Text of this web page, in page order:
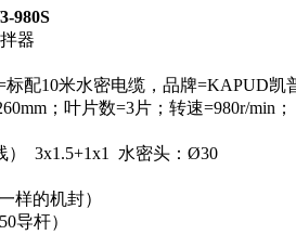
980S
器
标配10米水密电缆，品牌=KAPUD
；叶片数=3片；转速=980r/min；
） 3x1.5+1x1 水密头：Ø30
样的机封）
导杆）